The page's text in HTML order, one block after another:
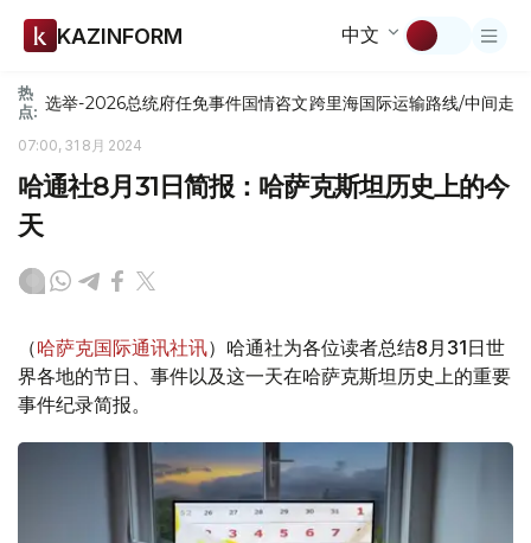
KAZINFORM 中文
热
点: 选举-2026总统府任免事件国情咨文跨里海国际运输路线/中间走廊
07:00, 31 8月 2024
哈通社8月31日简报：哈萨克斯坦历史上的今
天
（哈萨克国际通讯社讯）哈通社为各位读者总结8月31日世
界各地的节日、事件以及这一天在哈萨克斯坦历史上的重要
事件纪录简报。